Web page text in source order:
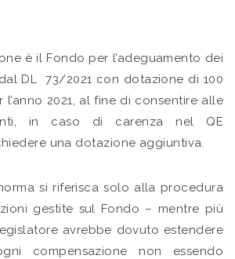
è il Fondo per l’adeguamento dei
DL 73/2021 con dotazione di 100
2021, al fine di consentire alle
in caso di carenza nel QE
una dotazione aggiuntiva.
si riferisca solo alla procedura
gestite sul Fondo – mentre più
avrebbe dovuto estendere
compensazione non essendo